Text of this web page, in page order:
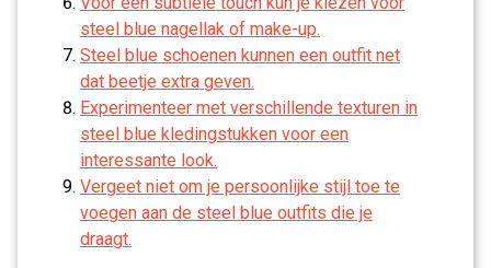
steel blue nagellak of make-up.
Steel blue schoenen kunnen een outfit net
dat beetje extra geven.
Experimenteer met verschillende texturen in
steel blue kledingstukken voor een
interessante look.
Vergeet niet om je persoonlijke stijl toe te
voegen aan de steel blue outfits die je
draagt.